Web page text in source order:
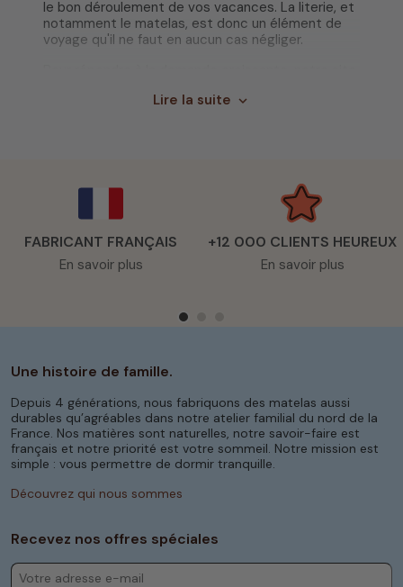
le bon déroulement de vos vacances. La literie, et
notamment le matelas, est donc un élément de
voyage qu'il ne faut en aucun cas négliger.
Des modèles de matelas en mousse sur mesure
Comment bien choisir le matelas en
mousse de votre camping-car ?
Vous l'aurez compris, la qualité du matelas de
votre camping-car est primordiale. Néanmoins, ce
. Pour bien choisir un matelas
votre morphologie et la fermeté du matelas.
Ainsi, dans notre gamme de matelas en mousse
pour camping-car vous aurez le choix entre divers
modèles. Pour les personnes à forte corpulence, il
est conseillé de choisir un matelasferme,voire
très ferme. Si vous souffrez de lombalgie ou si
votre corps demande d'autres besoins
spécifiques, un matelas à la
Tous nos modèles de matelas en mousse
pour camping-car
Lire la suite expand_more
FABRICANT FRANÇAIS
En savoir plus
+12 000 CLIENTS HEUREUX
En savoir plus
Une histoire de famille.
Depuis 4 générations, nous fabriquons des matelas aussi
durables qu’agréables dans notre atelier familial du nord de la
France. Nos matières sont naturelles, notre savoir-faire est
français et notre priorité est votre sommeil. Notre mission est
simple : vous permettre de dormir tranquille.
Découvrez qui nous sommes
Recevez nos offres spéciales